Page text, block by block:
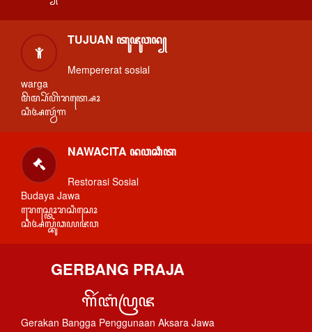
TUJUAN ꦠꦸꦗꦸꦮꦤ꧀
Mempererat sosial
warga
ꦩꦼꦩ꧀ꦥꦼꦂꦲꦼꦫꦠ꧀ꦱꦺꦴ
ꦱꦶꦄꦭ꧀ꦮꦂꦒ
NAWACITA ꦤꦮꦕꦶꦠ
Restorasi Sosial
Budaya Jawa
ꦫꦺꦱ꧀ꦠꦺꦴꦫꦱꦶꦱꦺꦴ
ꦱꦶꦄꦭ꧀ꦧꦸꦣꦪꦗꦮ
GERBANG PRAJA
ꦒꦼꦂꦧꦁꦥꦿꦗ
Gerakan Bangga Penggunaan Aksara Jawa